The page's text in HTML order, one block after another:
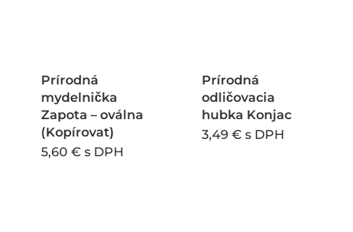
Prírodná
mydelnička
Zapota – oválna
(Kopírovat)
5,60 € s DPH
Prírodná
odličovacia
hubka Konjac
3,49€ s DPH